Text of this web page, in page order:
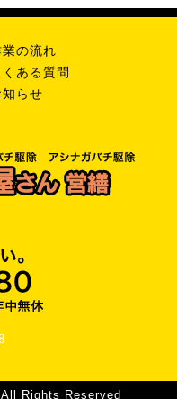
業の流れ
くある質問
知らせ
Rights Reserved